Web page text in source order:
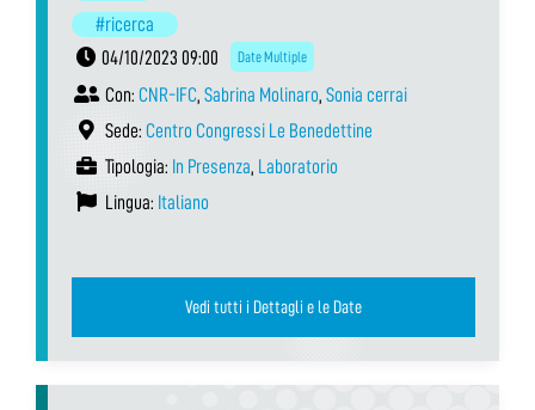
#ricerca
04/10/2023 09:00
Date Multiple
Con: CNR-IFC, Sabrina Molinaro, Sonia cerrai
Sede: Centro Congressi Le Benedettine
Tipologia: In Presenza, Laboratorio
Lingua: Italiano
Vedi tutti i Dettagli e le Date